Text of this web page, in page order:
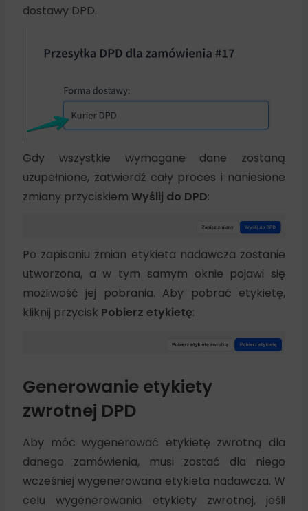
dostawy DPD.
Gdy wszystkie wymagane dane zostaną
uzupełnione, zatwierdź cały proces i naniesione
zmiany przyciskiem Wyślij do DPD:
Po zapisaniu zmian etykieta nadawcza zostanie
utworzona, a w tym samym oknie pojawi się
możliwość jej pobrania. Aby pobrać etykietę,
kliknij przycisk Pobierz etykietę:
Generowanie etykiety
zwrotnej DPD
Aby móc wygenerować etykietę zwrotną dla
danego zamówienia, musi zostać dla niego
wcześniej wygenerowana etykieta nadawcza. W
celu wygenerowania etykiety zwrotnej, jeśli